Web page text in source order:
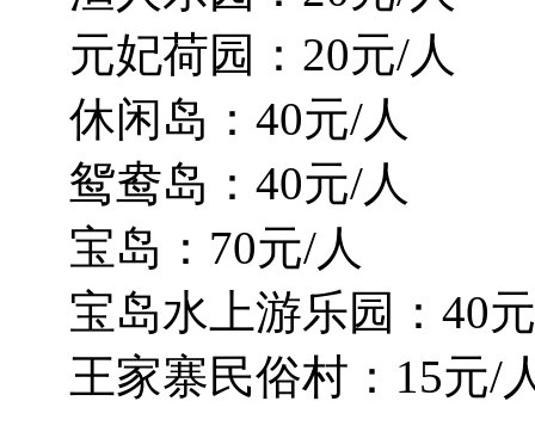
元妃荷园：20元/人
休闲岛：40元/人
鸳鸯岛：40元/人
宝岛：70元/人
宝岛水上游乐园：40
王家寨民俗村：15元/